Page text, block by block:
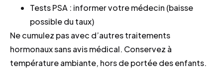
Tests PSA : informer votre médecin (baisse
possible du taux)
Ne cumulez pas avec d’autres traitements
hormonaux sans avis médical. Conservez à
température ambiante, hors de portée des enfants.